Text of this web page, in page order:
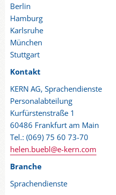
Berlin
Hamburg
Karlsruhe
München
Stuttgart
Kontakt
KERN AG, Sprachendienste
Personalabteilung
Kurfürstenstraße 1
60486 Frankfurt am Main
Tel.: (069) 75 60 73-70
helen.buebl@e-kern.com
Branche
Sprachendienste